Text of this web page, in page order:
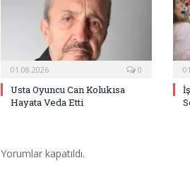
01.08.2026 0
Usta Oyuncu Can Kolukısa
Hayata Veda Etti
Yorumlar kapatıldı.